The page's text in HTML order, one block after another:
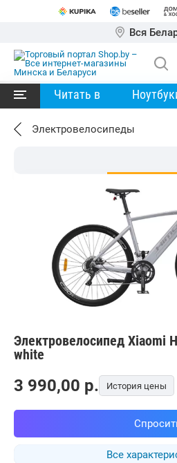
Вся
Читать в
Электровелосипеды
Электровелосипед Xiaomi
white
Все
3 990,00 p. История цены